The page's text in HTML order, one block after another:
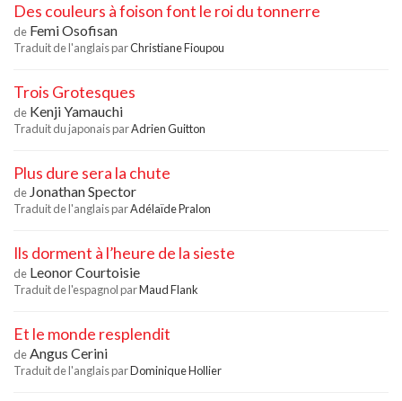
Des couleurs à foison font le roi du tonnerre
de Femi Osofisan
Traduit de l'anglais parChristiane Fioupou
Trois Grotesques
de Kenji Yamauchi
Traduit du japonais parAdrien Guitton
Plus dure sera la chute
de Jonathan Spector
Traduit de l'anglais parAdélaïde Pralon
Ils dorment à l’heure de la sieste
de Leonor Courtoisie
Traduit de l'espagnol parMaud Flank
Et le monde resplendit
deAngus Cerini
Traduit de l'anglais parDominique Hollier